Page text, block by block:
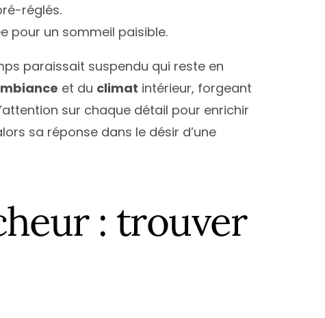
réglés.
pour un sommeil paisible.
paraissait suspendu qui reste en
et du climat intérieur, forgeant
sur chaque détail pour enrichir
sa réponse dans le désir d’une
: trouver